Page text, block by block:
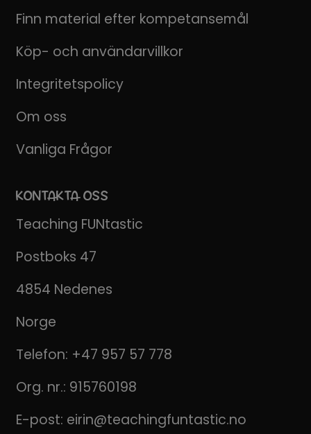
Finn material efter kompetansemål
Köp- och användarvillkor
Integritetspolicy
Om oss
Vanliga Frågor
KONTAKTA OSS
Teaching FUNtastic
Postboks 47
4854 Nedenes
Norge
Telefon: +47 957 57 778
Org. nr.: 915760198
E-post: eirin@teachingfuntastic.no